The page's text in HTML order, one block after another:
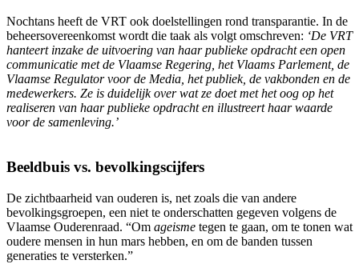
Nochtans heeft de VRT ook doelstellingen rond transparantie. In de
beheersovereenkomst wordt die taak als volgt omschreven: ‘De VRT
hanteert inzake de uitvoering van haar publieke opdracht een open
communicatie met de Vlaamse Regering, het Vlaams Parlement, de
Vlaamse Regulator voor de Media, het publiek, de vakbonden en de
medewerkers. Ze is duidelijk over wat ze doet met het oog op het
realiseren van haar publieke opdracht en illustreert haar waarde
voor de samenleving.’
Beeldbuis vs. bevolkingscijfers
De zichtbaarheid van ouderen is, net zoals die van andere
bevolkingsgroepen, een niet te onderschatten gegeven volgens de
Vlaamse Ouderenraad. “Om ageisme tegen te gaan, om te tonen wat
oudere mensen in hun mars hebben, en om de banden tussen
generaties te versterken.”